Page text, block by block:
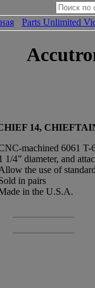
Parts Unlimited
14,
machined 6061
1/4” diameter, and
the use of
in pairs
in the U.S.A.